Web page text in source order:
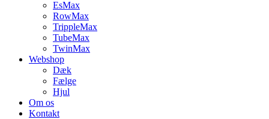
EsMax
RowMax
TrippleMax
TubeMax
TwinMax
Webshop
Dæk
Fælge
Hjul
Om os
Kontakt